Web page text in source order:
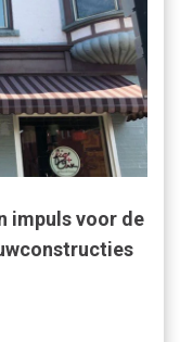
impuls voor de